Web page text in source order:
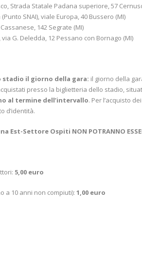
Strada Statale Padana superiore, 57
SNAI), viale Europa, 40 Bussero (MI)
142 Segrate (MI)
G. Deledda, 12 Pessano con Bornago (MI)
il giorno della gara: il giorno della
presso la biglietteria dello stadio,
al termine dell’intervallo. Per l’acquisto
d’identità.
Settore Ospiti NON POTRANNO
5,00 euro
a 10 anni non compiuti): 1,00 euro